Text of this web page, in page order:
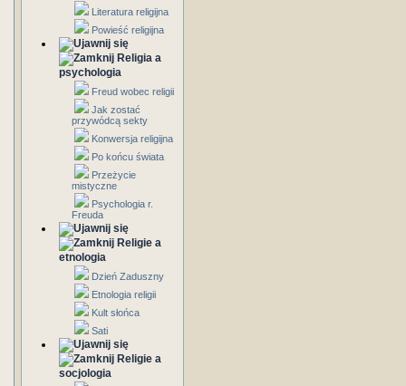
Literatura religijna
Powieść religijna
Religia a
psychologia
Freud wobec religii
Jak zostać
przywódcą sekty
Konwersja religijna
Po końcu świata
Przeżycie
mistyczne
Psychologia r.
Freuda
Religie a
etnologia
Dzień Zaduszny
Etnologia religii
Kult słońca
Sati
Religie a
socjologia